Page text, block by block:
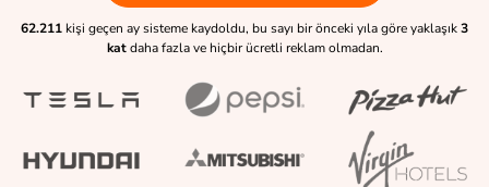
62.211kişi geçen ay sisteme kaydoldu, bu sayı bir önceki yıla göre yaklaşık3
kat daha fazla ve hiçbir ücretli reklam olmadan.